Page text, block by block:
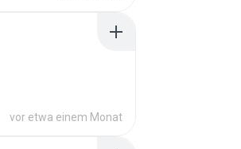
vor etwa einem Monat